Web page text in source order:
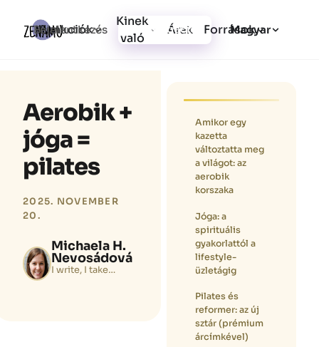
Funkciók
Kinek
való
Árak Források
Bejelentkezés Regisztráció Magyar
Aerobik +
jóga =
pilates
2025. NOVEMBER
20.
Michaela H.
Nevosádová
I write, I take
Amikor egy
kazetta
változtatta meg
a világot: az
aerobik
korszaka
Jóga: a
spirituális
gyakorlattól a
lifestyle-
üzletágig
Pilates és
reformer: az új
sztár (prémium
árcímkével)